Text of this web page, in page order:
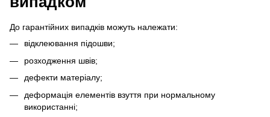
До гарантійних випадків можуть належати:
відклеювання підошви;
розходження швів;
дефекти матеріалу;
деформація елементів взуття при нормальному
використанні;